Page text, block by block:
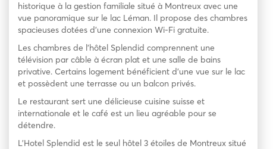
historique à la gestion familiale situé à Montreux avec une
vue panoramique sur le lac Léman. Il propose des chambres
spacieuses dotées d’une connexion Wi-Fi gratuite.
Les chambres de l’hôtel Splendid comprennent une
télévision par câble à écran plat et une salle de bains
privative. Certains logement bénéficient d’une vue sur le lac
et possèdent une terrasse ou un balcon privés.
Le restaurant sert une délicieuse cuisine suisse et
internationale et le café est un lieu agréable pour se
détendre.
L’Hotel Splendid est le seul hôtel 3 étoiles de Montreux situé